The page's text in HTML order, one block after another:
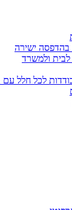
בהדפסה ישירה
לבית ולמשרד
לכל חלל עם